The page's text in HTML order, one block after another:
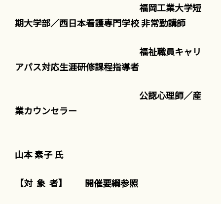
福岡工業大学短
期大学部／西日本看護専門学校 非常勤講師
福祉職員キャリ
アパス対応生涯研修課程指導者
公認心理師／産
業カウンセラー
山本 素子 氏
【対 象 者】 開催要綱参照